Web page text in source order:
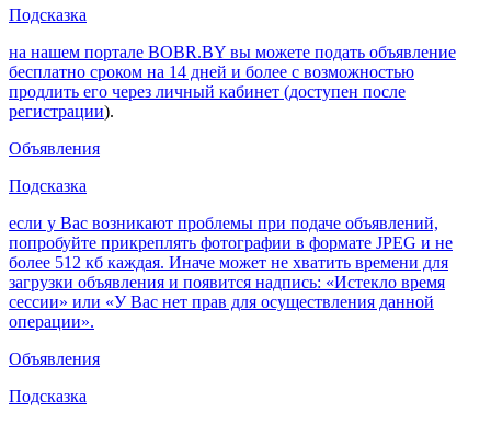
Подсказка
на нашем портале BOBR.BY вы можете подать объявление
бесплатно сроком на 14 дней и более с возможностью
продлить его через личный кабинет (доступен после
регистрации).
Объявления
Подсказка
если у Вас возникают проблемы при подаче объявлений,
попробуйте прикреплять фотографии в формате JPEG и не
более 512 кб каждая. Иначе может не хватить времени для
загрузки объявления и появится надпись: «Истекло время
сессии» или «У Вас нет прав для осуществления данной
операции».
Объявления
Подсказка